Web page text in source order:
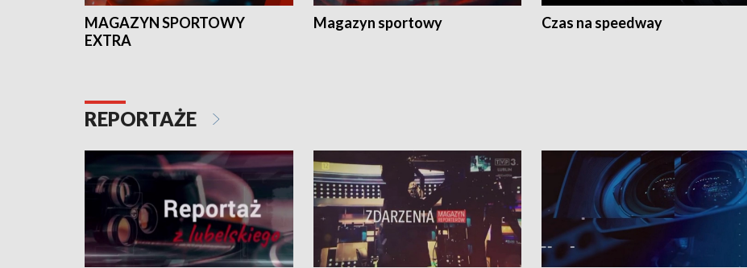
MAGAZYN SPORTOWY
EXTRA
Magazyn sportowy Czas na speedway
REPORTAŻE